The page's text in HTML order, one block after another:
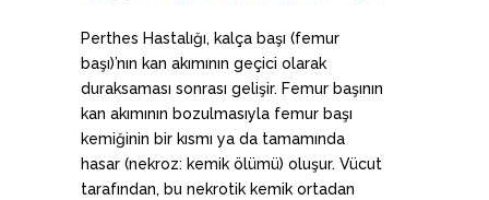
Perthes Hastalığı, kalça başı (femur
başı)’nın kan akımının geçici olarak
duraksaması sonrası gelişir. Femur başının
kan akımının bozulmasıyla femur başı
kemiğinin bir kısmı ya da tamamında
hasar (nekroz: kemik ölümü) oluşur. Vücut
tarafından, bu nekrotik kemik ortadan